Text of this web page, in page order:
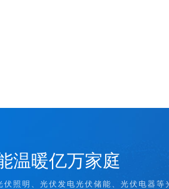
温暖亿万家庭
伏照明、光伏发电光伏储能、光伏电器等